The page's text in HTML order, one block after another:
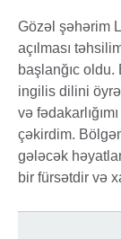
Gözəl şəhərim
açılması
başlanğıc
ingilis dilini
və
çəkirdim.
gələcək
bir fürsətdir və